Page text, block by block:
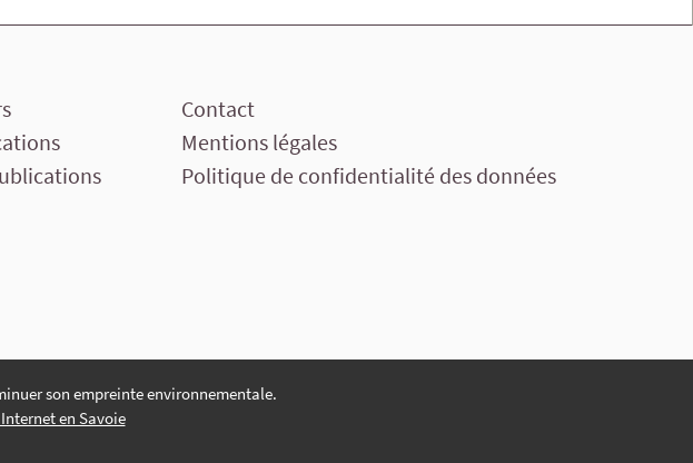
Contact
Mentions légales
Politique de confidentialité des données
son empreinte environnementale.
en Savoie